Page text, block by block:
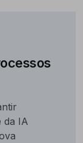
da IA